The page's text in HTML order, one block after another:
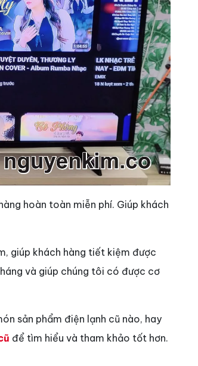
hoàn toàn miễn phí. Giúp khách
giúp khách hàng tiết kiệm được
và giúp chúng tôi có được cơ
sản phẩm điện lạnh cũ nào, hay
để tìm hiểu và tham khảo tốt hơn.